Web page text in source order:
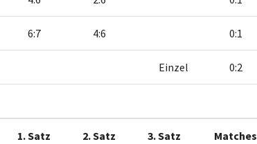
6:7 4:6 0:1
Einzel 0:2
1. Satz 2. Satz 3. Satz Matches